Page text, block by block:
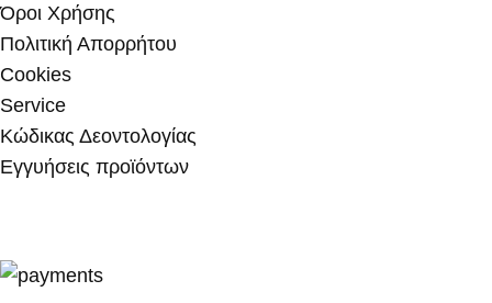
Όροι Χρήσης
Πολιτική Απορρήτου
Cookies
Service
Κώδικας Δεοντολογίας
Εγγυήσεις προϊόντων